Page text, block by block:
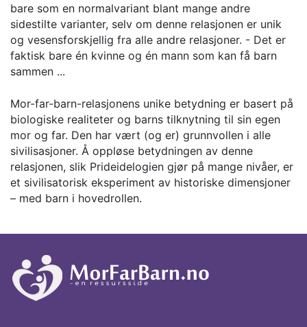
bare som en normalvariant blant mange andre
sidestilte varianter, selv om denne relasjonen er unik
og vesensforskjellig fra alle andre relasjoner. - Det er
faktisk bare én kvinne og én mann som kan få barn
sammen ...
Mor-far-barn-relasjonens unike betydning er basert på
biologiske realiteter og barns tilknytning til sin egen
mor og far. Den har vært (og er) grunnvollen i alle
sivilisasjoner. Å oppløse betydningen av denne
relasjonen, slik Prideidelogien gjør på mange nivåer, er
et sivilisatorisk eksperiment av historiske dimensjoner
– med barn i hovedrollen.